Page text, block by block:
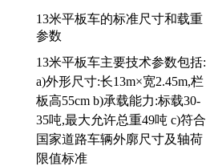
13米平板车的标准尺寸和载重
参数
13米平板车主要技术参数包括:
a)外形尺寸:长13m×宽2.45m,栏
板高55cm b)承载能力:标载30-
35吨,最大允许总重49吨 c)符合
国家道路车辆外廓尺寸及轴荷
限值标准